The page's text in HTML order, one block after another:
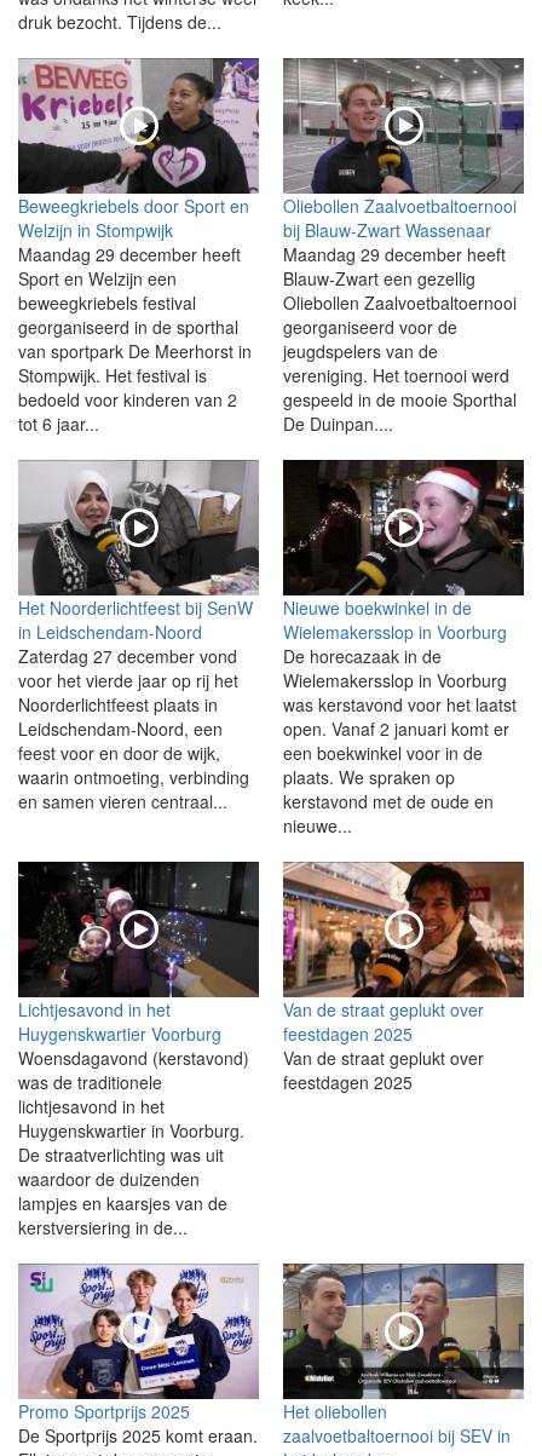
druk bezocht. Tijdens de...
Beweegkriebels door Sport en
Welzijn in Stompwijk
Maandag 29 december heeft
Sport en Welzijn een
beweegkriebels festival
georganiseerd in de sporthal
van sportpark De Meerhorst in
Stompwijk. Het festival is
bedoeld voor kinderen van 2
tot 6 jaar...
Oliebollen Zaalvoetbaltoernooi
bij Blauw-Zwart Wassenaar
Maandag 29 december heeft
Blauw-Zwart een gezellig
Oliebollen Zaalvoetbaltoernooi
georganiseerd voor de
jeugdspelers van de
vereniging. Het toernooi werd
gespeeld in de mooie Sporthal
De Duinpan....
Het Noorderlichtfeest bij SenW
in Leidschendam-Noord
Zaterdag 27 december vond
voor het vierde jaar op rij het
Noorderlichtfeest plaats in
Leidschendam-Noord, een
feest voor en door de wijk,
waarin ontmoeting, verbinding
en samen vieren centraal...
Nieuwe boekwinkel in de
Wielemakersslop in Voorburg
De horecazaak in de
Wielemakersslop in Voorburg
was kerstavond voor het laatst
open. Vanaf 2 januari komt er
een boekwinkel voor in de
plaats. We spraken op
kerstavond met de oude en
nieuwe...
Lichtjesavond in het
Huygenskwartier Voorburg
Woensdagavond (kerstavond)
was de traditionele
lichtjesavond in het
Huygenskwartier in Voorburg.
De straatverlichting was uit
waardoor de duizenden
lampjes en kaarsjes van de
kerstversiering in de...
Van de straat geplukt over
feestdagen 2025
Van de straat geplukt over
feestdagen 2025
Promo Sportprijs 2025
De Sportprijs 2025 komt eraan.
Het oliebollen
zaalvoetbaltoernooi bij SEV in